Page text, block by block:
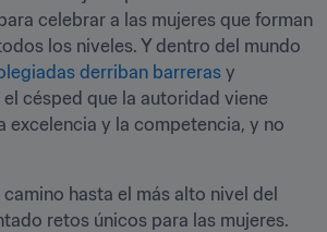
celebrar a las mujeres que forman
los niveles. Y dentro del mundo
derriban barreras y
césped que la autoridad viene
excelencia y la competencia, y no
hasta el más alto nivel del
retos únicos para las mujeres.